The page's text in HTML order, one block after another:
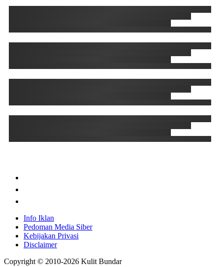
Info Iklan
Pedoman Media Siber
Kebijakan Privasi
Disclaimer
Copyright © 2010-2026 Kulit Bundar